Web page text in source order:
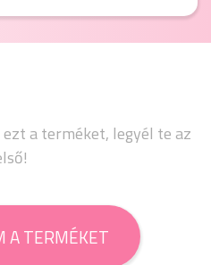
a terméket, legyél te az
A TERMÉKET